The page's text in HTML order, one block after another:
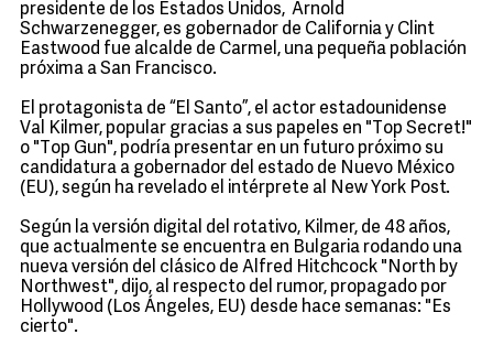
presidente de los Estados Unidos, Arnold
Schwarzenegger, es gobernador de California y Clint
Eastwood fue alcalde de Carmel, una pequeña población
próxima a San Francisco.
El protagonista de “El Santo”, el actor estadounidense
Val Kilmer, popular gracias a sus papeles en "Top Secret!"
o "Top Gun", podría presentar en un futuro próximo su
candidatura a gobernador del estado de Nuevo México
(EU), según ha revelado el intérprete al New York Post.
Según la versión digital del rotativo, Kilmer, de 48 años,
que actualmente se encuentra en Bulgaria rodando una
nueva versión del clásico de Alfred Hitchcock "North by
Northwest", dijo, al respecto del rumor, propagado por
Hollywood (Los Ángeles, EU) desde hace semanas: "Es
cierto".